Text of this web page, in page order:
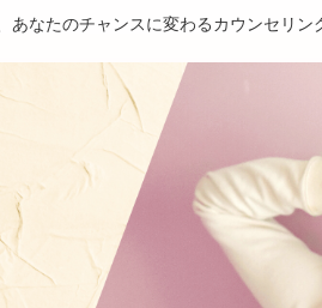
あなたのチャンスに変わるカウンセリン